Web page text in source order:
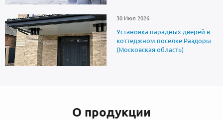
30 Июл 2026
Установка парадных дверей в
коттеджном поселке Раздоры
(Московская область)
О продукции